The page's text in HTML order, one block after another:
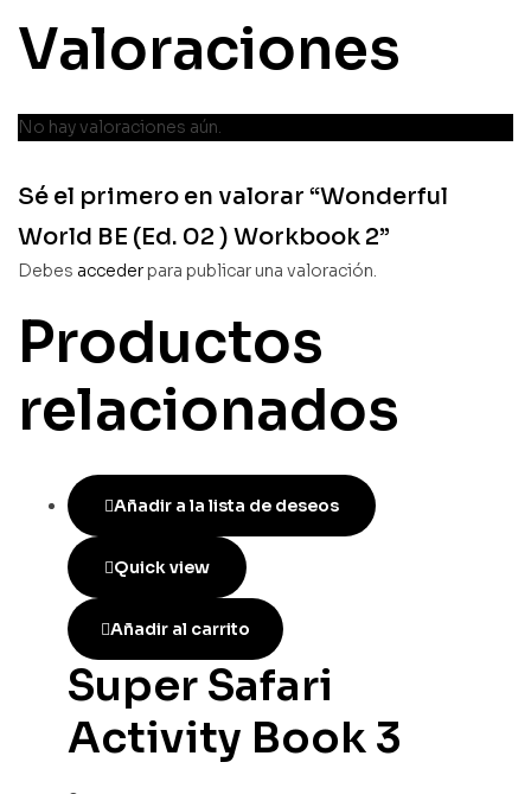
Valoraciones
No hay valoraciones aún.
Sé el primero en valorar “Wonderful
World BE (Ed. 02 ) Workbook 2”
Debes acceder para publicar una valoración.
Productos
relacionados
Añadir a la lista de deseos
Quick view
Añadir al carrito
Super Safari
Activity Book 3